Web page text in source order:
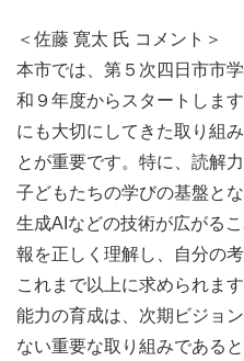
＜佐藤 寛太 氏 コメント＞
本市では、第５次四日市市
和９年度からスタートしま
にも大切にしてきた取り組
とが重要です。特に、読解
子どもたちの学びの基盤とな
生成AIなどの技術が広がる
報を正しく理解し、自分の
これまで以上に求められま
能力の育成は、次期ビジョ
ない重要な取り組みであると